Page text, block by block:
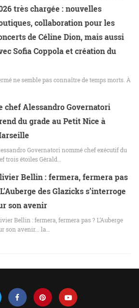
très chargée : nouvelles
collaboration pour les
de Céline Dion, mais aussi
Sofia Coppola et création du
ne semble pas connaître de temps morts. À
chef Alessandro Governatori
du grade au Petit Nice à
Governatori nommé chef exécutif du
trois étoiles Gérald…
Bellin : fermera, fermera pas
des Glazicks s’interroge
son avenir
Bellin : fermera, fermera pas ? L’Auberge
son avenir... la…